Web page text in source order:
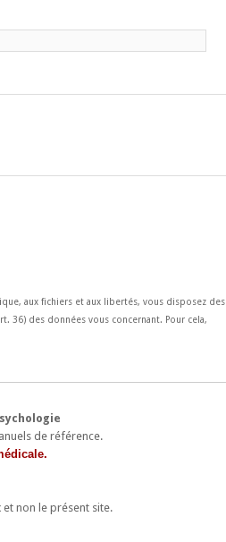
aux fichiers et aux libertés, vous disposez des
36) des données vous concernant. Pour cela,
de référence.
non le présent site.